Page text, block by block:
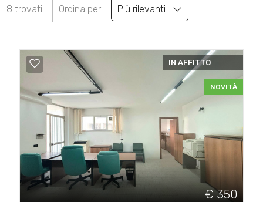
8 trovati! Ordina per: Più rilevanti
IN AFFITTO
NOVITÀ
€ 350